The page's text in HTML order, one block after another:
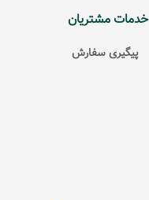
خدمات مشتریان
پیگیری سفارش